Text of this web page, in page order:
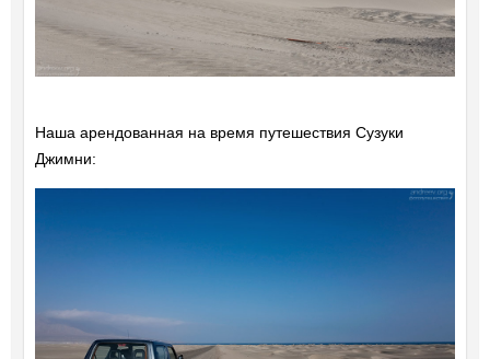
Наша арендованная на время путешествия Сузуки
Джимни: